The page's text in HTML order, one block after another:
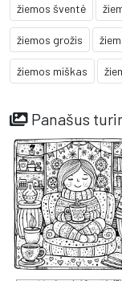
žiemos šventė
žiemos grožis
žiemos miškas
Panašus